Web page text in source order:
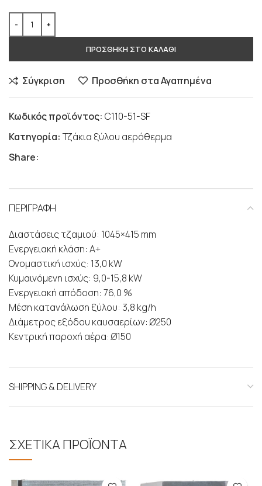
ΠΡΟΣΘΗΚΗ ΣΤΟ ΚΑΛΑΘΙ
Σύγκριση Προσθήκη στα Αγαπημένα
Κωδικός προϊόντος: C110-51-SF
Κατηγορία: Τζάκια ξύλου αερόθερμα
Share:
ΠΕΡΙΓΡΑΦΗ
Διαστάσεις τζαμιού: 1045×415 mm
Ενεργειακή κλάση: Α+
Ονομαστική ισχύς: 13,0 kW
Κυμαινόμενη ισχύς: 9,0-15,8 kW
Ενεργειακή απόδοση: 76,0 %
Μέση κατανάλωση ξύλου: 3,8 kg/h
Διάμετρος εξόδου καυσαερίων: Ø250
Κεντρική παροχή αέρα: Ø150
SHIPPING & DELIVERY
ΣΧΕΤΙΚΑ ΠΡΟΪΟΝΤΑ